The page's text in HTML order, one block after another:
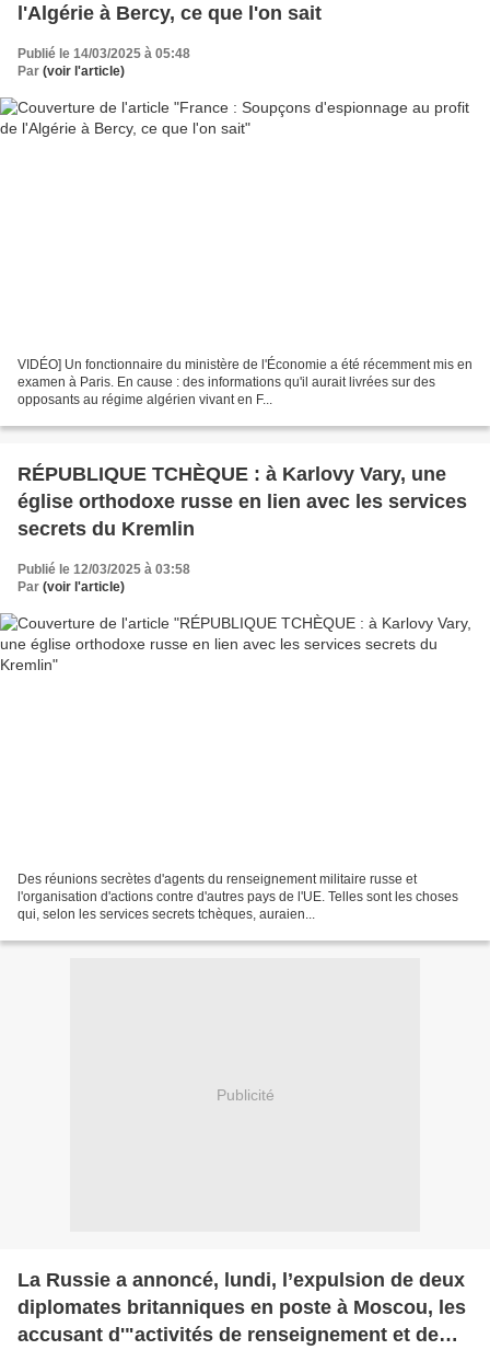
l'Algérie à Bercy, ce que l'on sait
Publié le 14/03/2025 à 05:48
Par (voir l'article)
VIDÉO] Un fonctionnaire du ministère de l'Économie a été récemment mis en
examen à Paris. En cause : des informations qu'il aurait livrées sur des
opposants au régime algérien vivant en F...
RÉPUBLIQUE TCHÈQUE : à Karlovy Vary, une
église orthodoxe russe en lien avec les services
secrets du Kremlin
Publié le 12/03/2025 à 03:58
Par (voir l'article)
Des réunions secrètes d'agents du renseignement militaire russe et
l'organisation d'actions contre d'autres pays de l'UE. Telles sont les choses
qui, selon les services secrets tchèques, auraien...
Publicité
La Russie a annoncé, lundi, l’expulsion de deux
diplomates britanniques en poste à Moscou, les
accusant d'"activités de renseignement et de